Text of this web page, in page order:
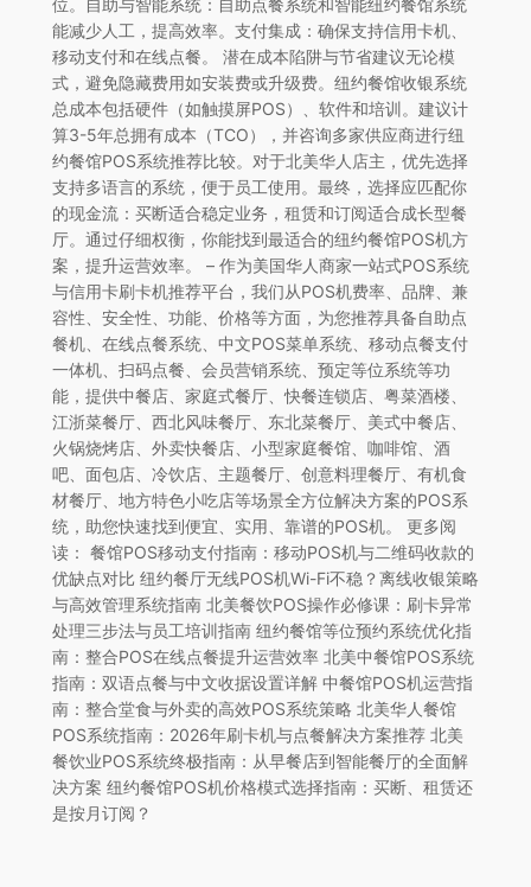
能减少人工，提高效率。支付集成：确保支持信用卡机、
移动支付和在线点餐。 潜在成本陷阱与节省建议无论模
式，避免隐藏费用如安装费或升级费。纽约餐馆收银系统
总成本包括硬件（如触摸屏POS）、软件和培训。建议计
算3-5年总拥有成本（TCO），并咨询多家供应商进行纽
约餐馆POS系统推荐比较。对于北美华人店主，优先选择
支持多语言的系统，便于员工使用。最终，选择应匹配你
的现金流：买断适合稳定业务，租赁和订阅适合成长型餐
厅。通过仔细权衡，你能找到最适合的纽约餐馆POS机方
案，提升运营效率。 – 作为美国华人商家一站式POS系统
与信用卡刷卡机推荐平台，我们从POS机费率、品牌、兼
容性、安全性、功能、价格等方面，为您推荐具备自助点
餐机、在线点餐系统、中文POS菜单系统、移动点餐支付
一体机、扫码点餐、会员营销系统、预定等位系统等功
能，提供中餐店、家庭式餐厅、快餐连锁店、粤菜酒楼、
江浙菜餐厅、西北风味餐厅、东北菜餐厅、美式中餐店、
火锅烧烤店、外卖快餐店、小型家庭餐馆、咖啡馆、酒
吧、面包店、冷饮店、主题餐厅、创意料理餐厅、有机食
材餐厅、地方特色小吃店等场景全方位解决方案的POS系
统，助您快速找到便宜、实用、靠谱的POS机。 更多阅
读： 餐馆POS移动支付指南：移动POS机与二维码收款的
优缺点对比 纽约餐厅无线POS机Wi-Fi不稳？离线收银策略
与高效管理系统指南 北美餐饮POS操作必修课：刷卡异常
处理三步法与员工培训指南 纽约餐馆等位预约系统优化指
南：整合POS在线点餐提升运营效率 北美中餐馆POS系统
指南：双语点餐与中文收据设置详解 中餐馆POS机运营指
南：整合堂食与外卖的高效POS系统策略 北美华人餐馆
POS系统指南：2026年刷卡机与点餐解决方案推荐 北美
餐饮业POS系统终极指南：从早餐店到智能餐厅的全面解
决方案 纽约餐馆POS机价格模式选择指南：买断、租赁还
是按月订阅？